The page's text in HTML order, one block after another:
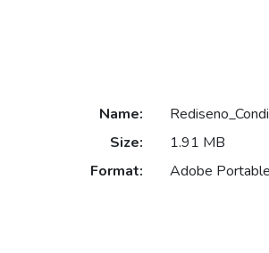
Name:
Size:
1.91 MB
Format:
Adobe